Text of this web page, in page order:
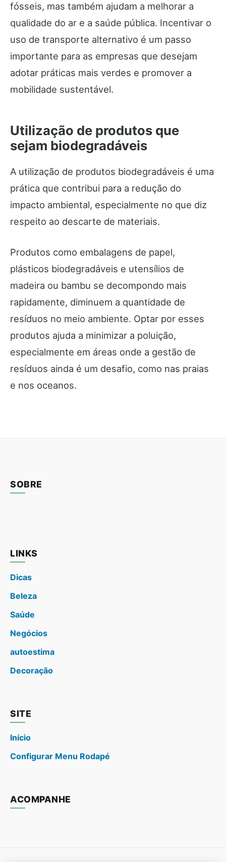
fósseis, mas também ajudam a melhorar a
qualidade do ar e a saúde pública. Incentivar o
uso de transporte alternativo é um passo
importante para as empresas que desejam
adotar práticas mais verdes e promover a
mobilidade sustentável.
Utilização de produtos que
sejam biodegradáveis
A utilização de produtos biodegradáveis é uma
prática que contribui para a redução do
impacto ambiental, especialmente no que diz
respeito ao descarte de materiais.
Produtos como embalagens de papel,
plásticos biodegradáveis e utensílios de
madeira ou bambu se decompondo mais
rapidamente, diminuem a quantidade de
resíduos no meio ambiente. Optar por esses
produtos ajuda a minimizar a poluição,
especialmente em áreas onde a gestão de
resíduos ainda é um desafio, como nas praias
e nos oceanos.
SOBRE
LINKS
Dicas
Beleza
Saúde
Negócios
autoestima
Decoração
SITE
Início
Configurar Menu Rodapé
ACOMPANHE